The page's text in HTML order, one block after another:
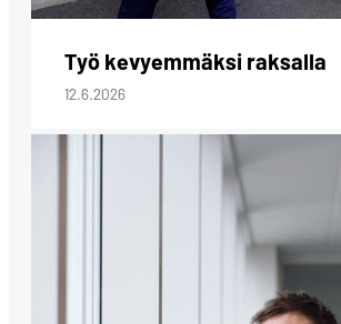
Työ kevyemmäksi raksalla
12.6.2026